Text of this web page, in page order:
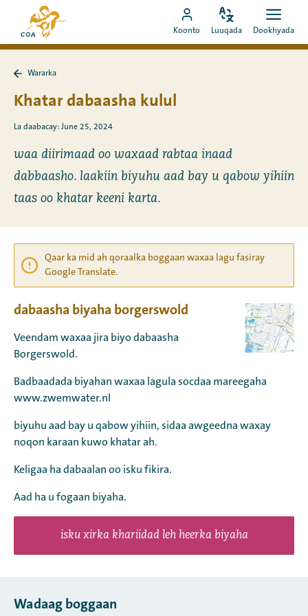
ah
booqo
tusmada
bogga
hore
MyCOA
Booqo
akoonka
Koonto
Bedel
Luuqada
Fur
Dookhyada
Wararka
Wararka
Khatar dabaasha kulul
La daabacay: June 25, 2024
waa diirimaad oo waxaad rabtaa inaad
dabbaasho. laakiin biyuhu aad bay u qabow yihiin
taas oo khatar keeni karta.
Qaar ka mid ah qoraalka boggaan waxaa lagu fasiray
Google Translate.
dabaasha biyaha borgerswold
Veendam waxaa jira biyo dabaasha
Borgerswold.
Badbaadada biyahan waxaa lagula socdaa mareegaha
www.zwemwater.nl
biyuhu aad bay u qabow yihiin, sidaa awgeedna waxay
noqon karaan kuwo khatar ah.
Keligaa ha dabaalan oo isku fikira.
Aad ha u fogaan biyaha.
isku xirka khariidad leh heerka biyaha
Wadaag boggaan